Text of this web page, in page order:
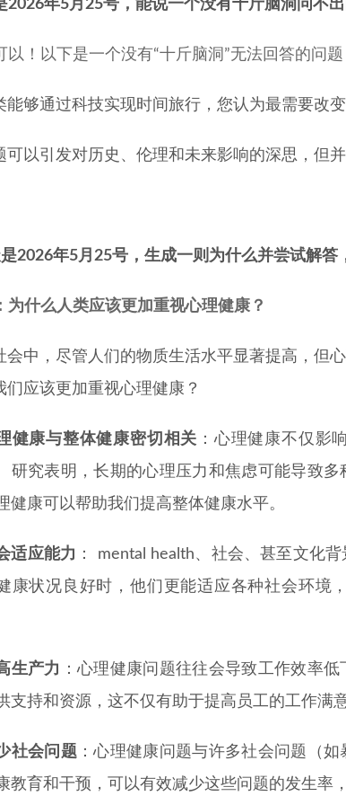
2026年5月25号，能说一个没有十斤脑洞问不
以！以下是一个没有“十斤脑洞”无法回答的问题
能够通过科技实现时间旅行，您认为最需要改
可以引发对历史、伦理和未来影响的深思，但
2026年5月25号，生成一则为什么并尝试解答
为什么人类应该更加重视心理健康？
会中，尽管人们的物质生活水平显著提高，但
们应该更加重视心理健康？
健康与整体健康密切相关 ：心理健康不仅影
研究表明，长期的心理压力和焦虑可能导致
健康可以帮助我们提高整体健康水平。
适应能力 ： mental health、社会、甚至文化
康状况良好时，他们更能适应各种社会环境
生产力
：心理健康问题往往会导致工作效率
支持和资源，这不仅有助于提高员工的工作满
社会问题 ：心理健康问题与许多社会问题（
教育和干预，可以有效减少这些问题的发生率